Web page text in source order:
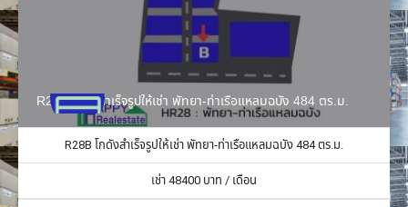
R28B โกดังสำเร็จรูปให้เช่า พัทยา-ท่าเรือแหลมฉบัง 484 ตร.ม.
R28B โกดังสำเร็จรูปให้เช่า พัทยา-ท่าเรือแหลมฉบัง 484 ตร.ม.
เช่า48400 บาท / เดือน